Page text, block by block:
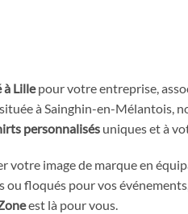
Lillepour votre entreprise,
à Sainghin-en-Mélantois,
personnalisésuniques et à
image de marque en
floqués pour vos
est là pour vous.